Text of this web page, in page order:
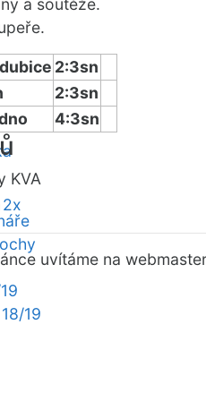
19
a soutěže.
2:3sn
2:3sn
4:3sn
KVA
2x
uvítáme na webmaster